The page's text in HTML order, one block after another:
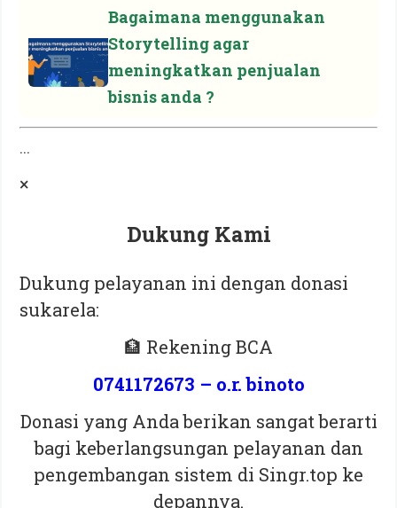
Bagaimana menggunakan
Storytelling agar
meningkatkan penjualan
bisnis anda ?
...
×
Dukung Kami
Dukung pelayanan ini dengan donasi
sukarela:
🏦 Rekening BCA
0741172673 – o.r. binoto
Donasi yang Anda berikan sangat berarti
bagi keberlangsungan pelayanan dan
pengembangan sistem di Singr.top ke
depannya.